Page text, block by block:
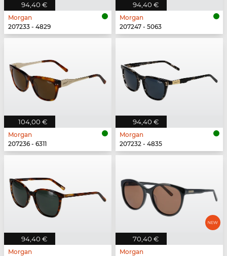
94,40 €
Morgan
207233 - 4829
94,40 €
Morgan
207247 - 5063
104,00 €
Morgan
207236 - 6311
94,40 €
Morgan
207232 - 4835
94,40 €
Morgan
70,40 €
Morgan